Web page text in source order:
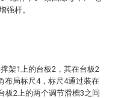
强杆。
架1上的台板2，其在台板2
布局标尺4，标尺4通过装在
板2上的两个调节滑槽3之间